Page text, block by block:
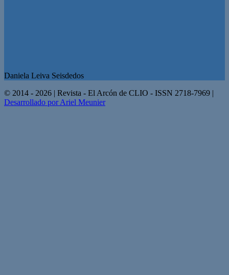
Daniela Leiva Seisdedos
© 2014 - 2026 | Revista - El Arcón de CLIO - ISSN 2718-7969 |
Desarrollado por Ariel Meunier